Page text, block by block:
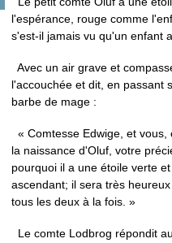
l'espérance, rouge comme
s'est-il jamais vu qu'un enfant
Avec un air grave et
l'accouchée et dit, en passant
barbe de mage :
« Comtesse Edwige, et
la naissance d'Oluf, votre
pourquoi il a une étoile verte
ascendant; il sera très
tous les deux à la fois. »
Le comte Lodbrog répondit